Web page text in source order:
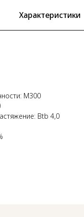
Характеристики
М300
Btb 4,0